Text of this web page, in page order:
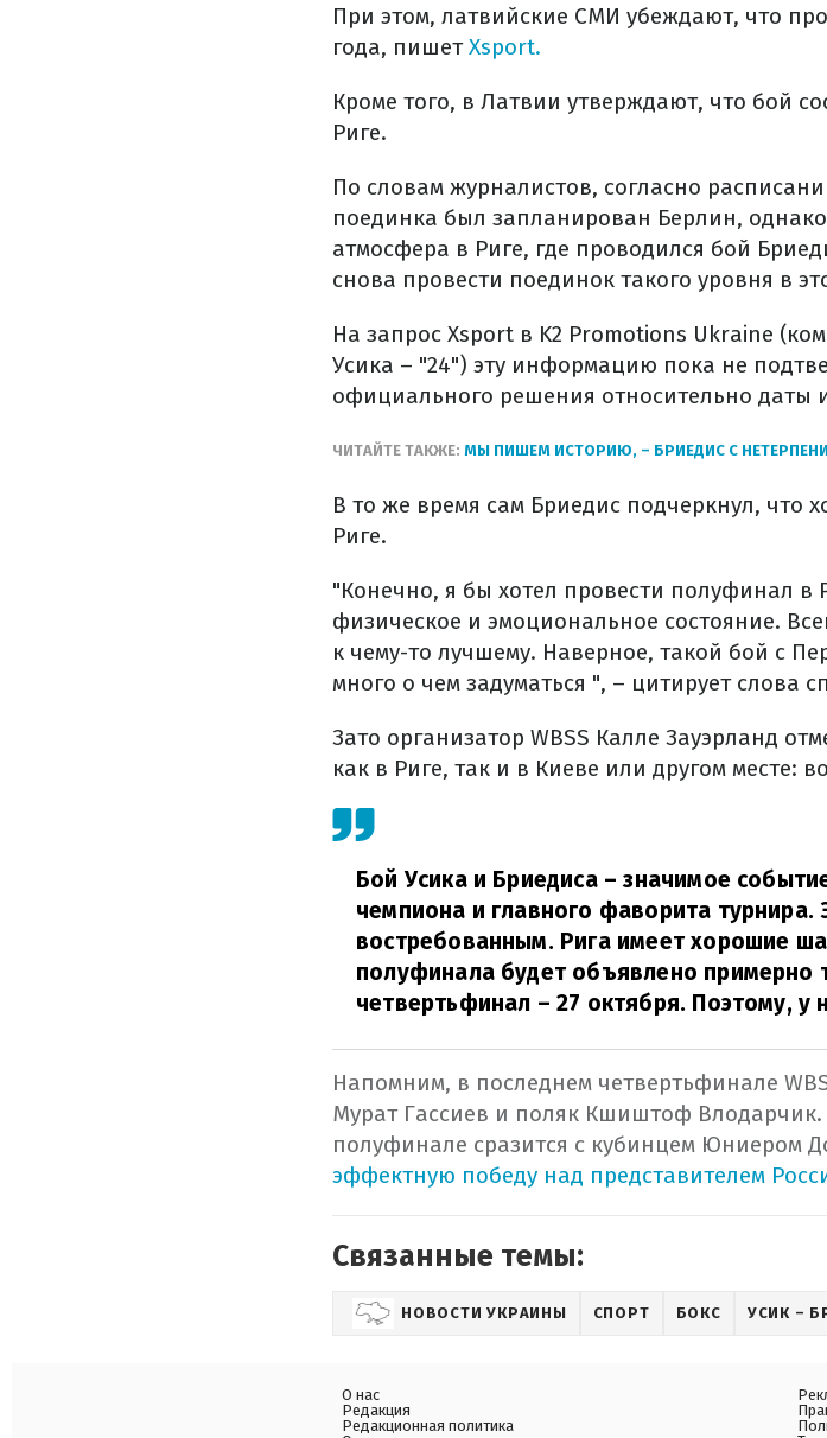
При этом, латвийские СМИ убеждают, что
года, пишетXsport.
Кроме того, в Латвии утверждают, что бой
Риге.
По словам журналистов, согласно
поединка был запланирован Берлин,
атмосфера в Риге, где проводился бой
снова провести поединок такого уровня в
На запрос Xsport в K2 Promotions Ukraine
Усика – "24") эту информацию пока не
официального решения относительно даты
ЧИТАЙТЕ ТАКЖЕ: МЫ ПИШЕМ ИСТОРИЮ, – БРИЕДИС С
В то же время сам Бриедис подчеркнул, что
Риге.
"Конечно, я бы хотел провести полуфинал в
физическое и эмоциональное состояние.
к чему-то лучшему. Наверное, такой бой с
много о чем задуматься ", – цитирует слова
Зато организатор WBSS Калле Зауэрланд
как в Риге, так и в Киеве или другом месте:
Бой Усика и Бриедиса – значимое
чемпиона и главного фаворита турнира.
востребованным. Рига имеет хорошие
полуфинала будет объявлено примерно
четвертьфинал – 27 октября. Поэтому, у
Напомним, в последнем четвертьфинале
Мурат Гассиев и поляк Кшиштоф Влодарчик.
полуфинале сразится с кубинцем Юниером
эффектную победу над представителем
Связанные темы:
НОВОСТИ УКРАИНЫ СПОРТ БОКС УСИК –
О нас
Редакция
Редакционная политика